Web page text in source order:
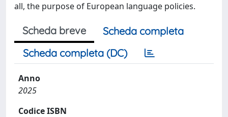
all, the purpose of European language policies.
Scheda breve
Scheda completa
Scheda completa (DC)
Anno
2025
Codice ISBN